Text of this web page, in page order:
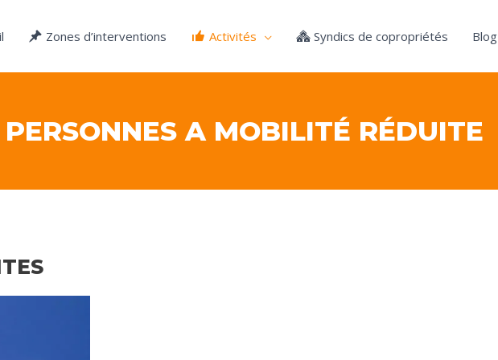
Zones d’interventions Activités Syndics de copropriétés Blog
A MOBILITÉ RÉDUITE